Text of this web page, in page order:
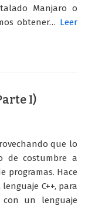
Manjaro o
obtener… Leer
I)
que lo
de costumbre a
programas. Hace
C++, para
un lenguaje